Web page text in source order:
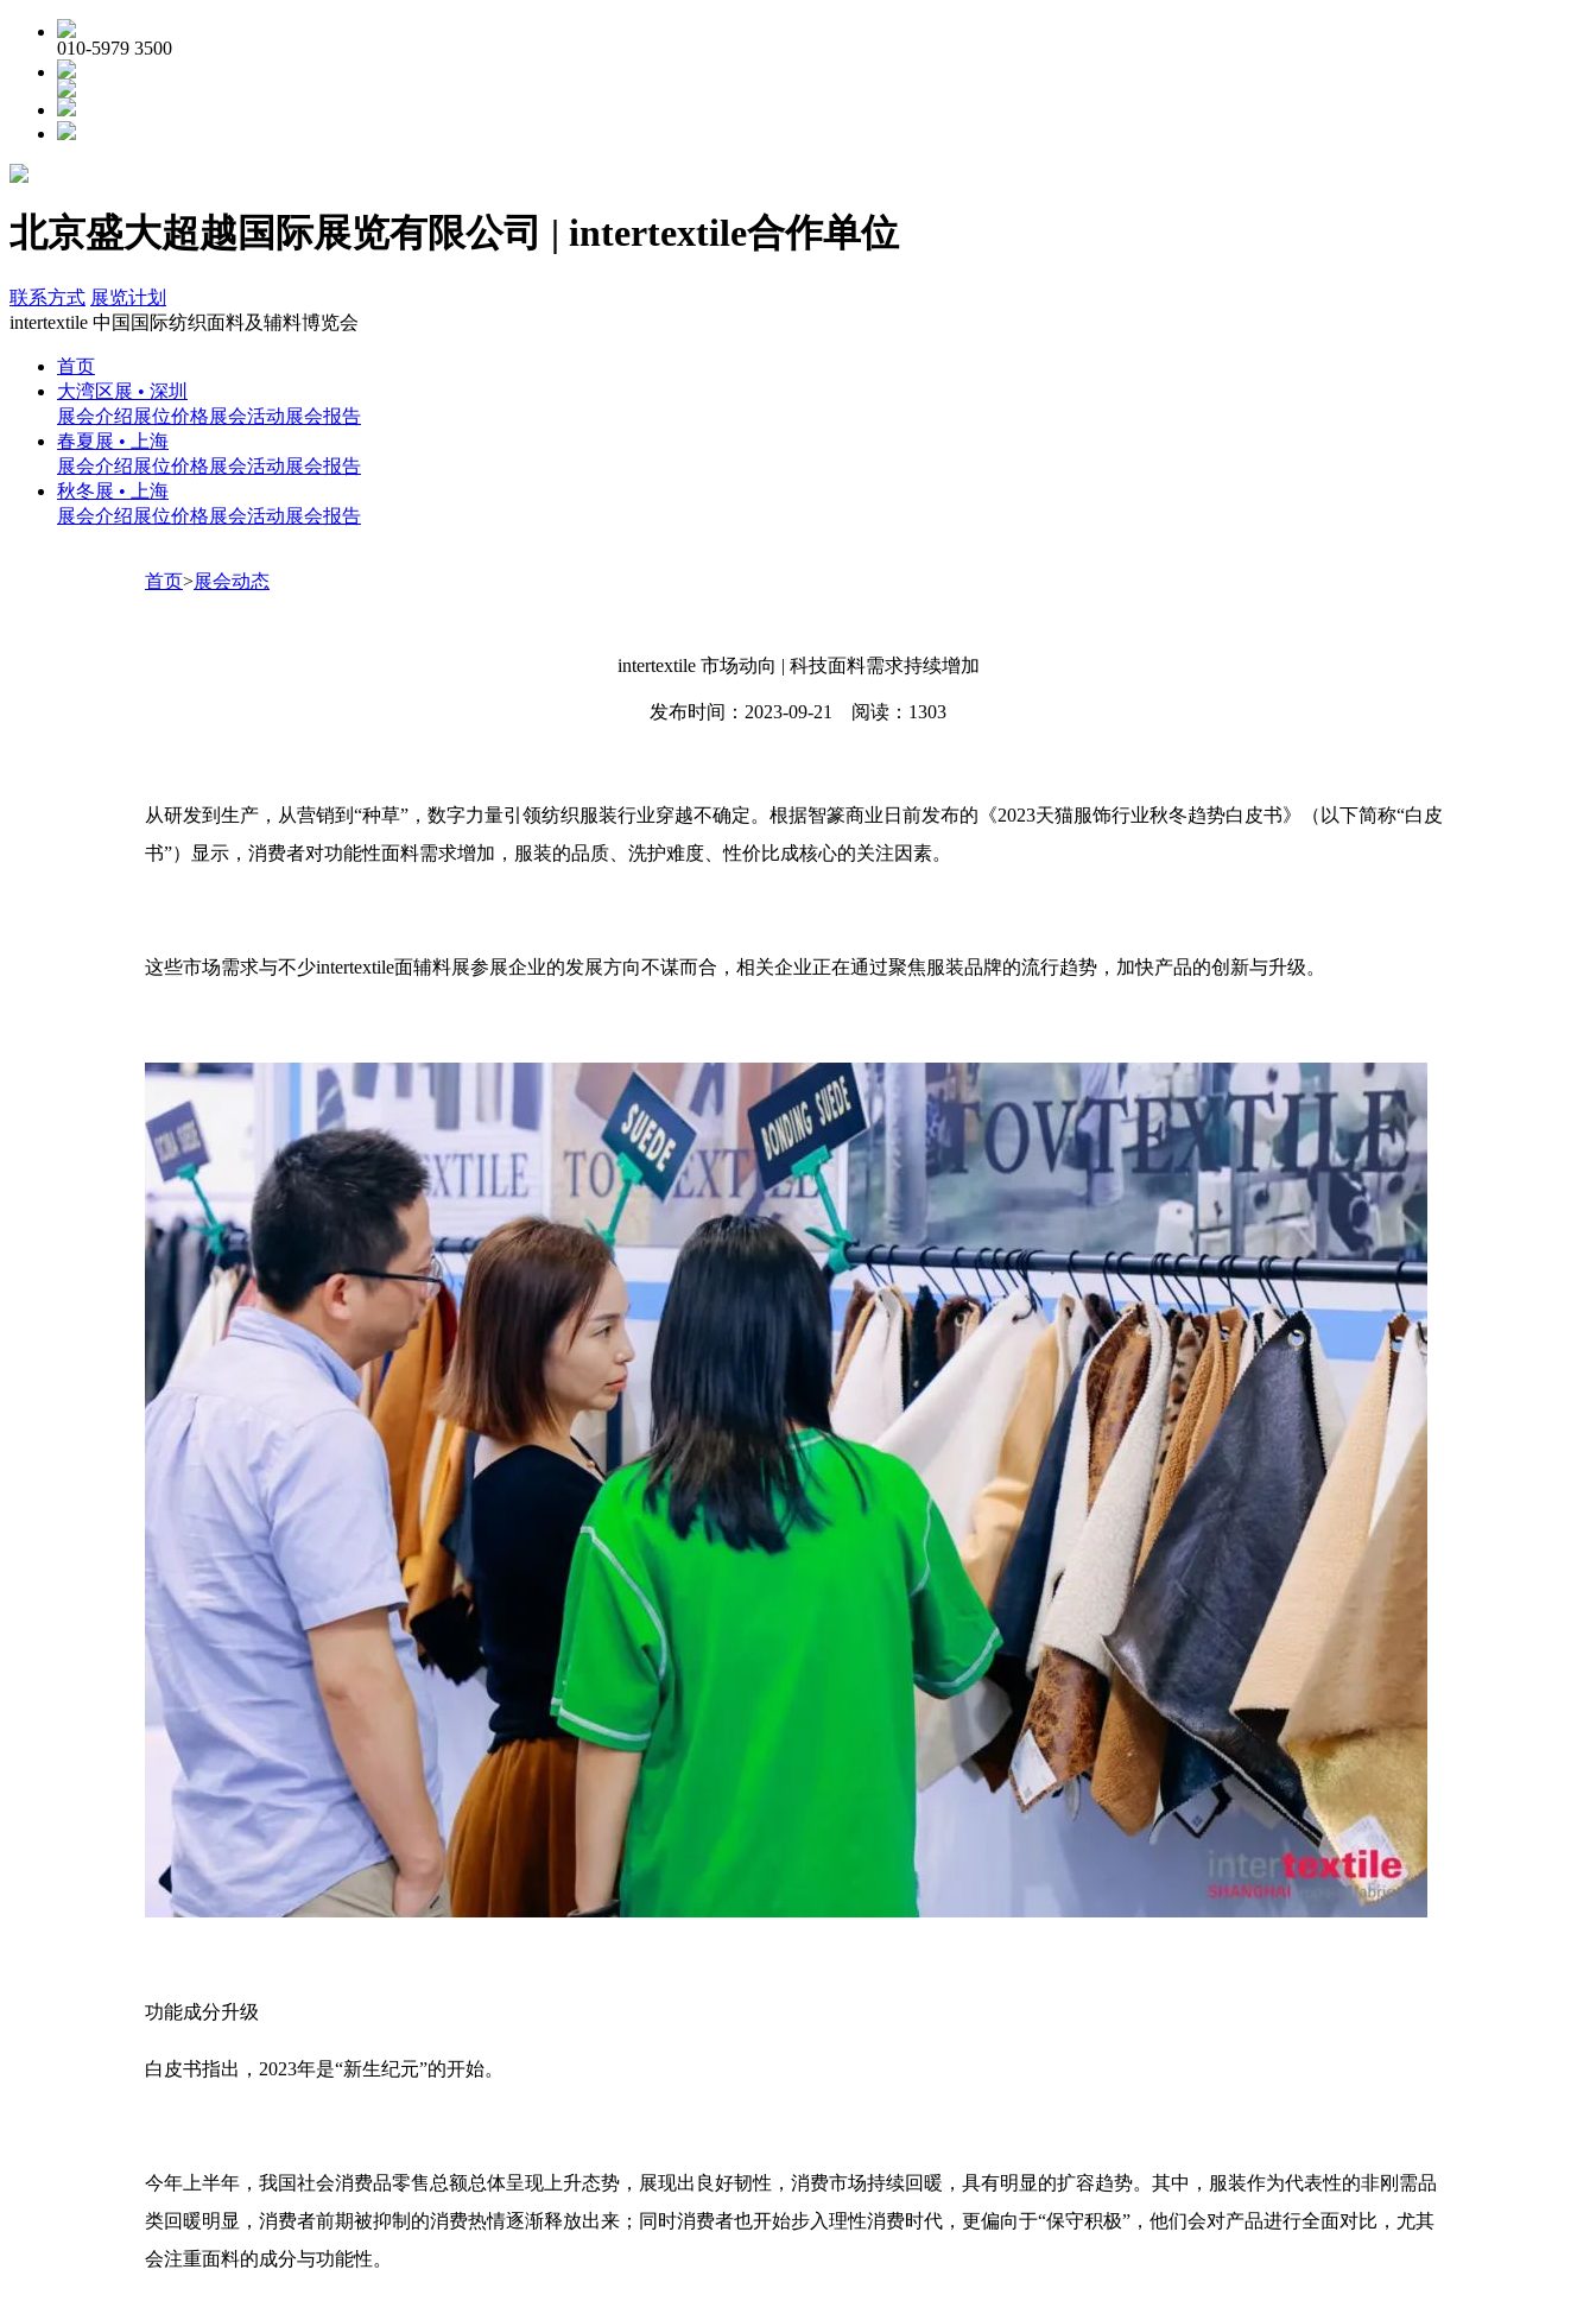
010-5979 3500
北京盛大超越国际展览有限公司 | intertextile合作单位
联系方式 展览计划
intertextile 中国国际纺织面料及辅料博览会
首页
大湾区展 • 深圳
展会介绍展位价格展会活动展会报告
春夏展 • 上海
展会介绍展位价格展会活动展会报告
秋冬展 • 上海
展会介绍展位价格展会活动展会报告
首页>展会动态
intertextile 市场动向 | 科技面料需求持续增加
发布时间：2023-09-21 阅读：1303
从研发到生产，从营销到“种草”，数字力量引领纺织服装行业穿越不确定。根据智篆商业日前发布的《2023天猫服饰行业秋冬趋势白皮书》（以下简称“白皮
书”）显示，消费者对功能性面料需求增加，服装的品质、洗护难度、性价比成核心的关注因素。
这些市场需求与不少intertextile面辅料展参展企业的发展方向不谋而合，相关企业正在通过聚焦服装品牌的流行趋势，加快产品的创新与升级。
功能成分升级
白皮书指出， 2023年是“新生纪元”的开始。
今年上半年，我国社会消费品零售总额总体呈现上升态势，展现出良好韧性，消费市场持续回暖，具有明显的扩容趋势。其中，服装作为代表性的非刚需品
类回暖明显，消费者前期被抑制的消费热情逐渐释放出来；同时消费者也开始步入理性消费时代，更偏向于“保守积极”，他们会对产品进行全面对比，尤其
会注重面料的成分与功能性。